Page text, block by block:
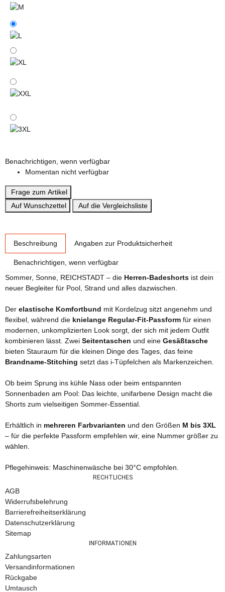
M
L
XL
XXL
Benachrichtigen, wenn verfügbar
Momentan nicht verfügbar
Frage zum Artikel
Auf Wunschzettel
Auf die Vergleichsliste
Beschreibung Angaben zur Produktsicherheit
Benachrichtigen, wenn verfügbar
Sommer, Sonne, REICHSTADT – die Herren-Badeshorts ist dein
neuer Begleiter für Pool, Strand und alles dazwischen.
Der elastische Komfortbund mit Kordelzug sitzt angenehm und
flexibel, während die knielange Regular-Fit-Passform für einen
modernen, unkomplizierten Look sorgt, der sich mit jedem Outfit
kombinieren lässt. Zwei Seitentaschen und eine Gesäßtasche
bieten Stauraum für die kleinen Dinge des Tages, das feine
Brandname-Stitching setzt das i-Tüpfelchen als Markenzeichen.
Ob beim Sprung ins kühle Nass oder beim entspannten
Sonnenbaden am Pool: Das leichte, unifarbene Design macht die
Shorts zum vielseitigen Sommer-Essential.
Erhältlich in mehreren Farbvarianten und den Größen M bis 3XL
– für die perfekte Passform empfehlen wir, eine Nummer größer zu
wählen.
Pflegehinweis: Maschinenwäsche bei 30°C empfohlen.
RECHTLICHES
AGB
Widerrufsbelehrung
Barrierefreiheitserklärung
Datenschutzerklärung
Sitemap
INFORMATIONEN
Zahlungsarten
Versandinformationen
Rückgabe
Umtausch